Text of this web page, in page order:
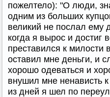
пожелтело): "О люди,
одним из больших
великий не послал ему
когда я вырос и достиг
преставился к милости
оставил мне деньги, и
хорошо одеваться и
внушил мне ненависть
из дней я шел по